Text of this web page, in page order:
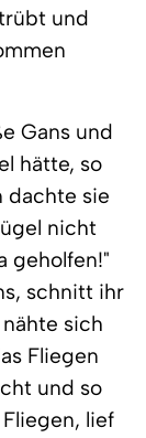
und
Gans und
hätte, so
dachte sie
nicht
geholfen!"
schnitt ihr
sich
Fliegen
und so
lief